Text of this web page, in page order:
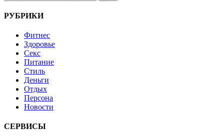
РУБРИКИ
Фитнес
Здоровье
Секс
Питание
Стиль
Деньги
Отдых
Персона
Новости
СЕРВИСЫ